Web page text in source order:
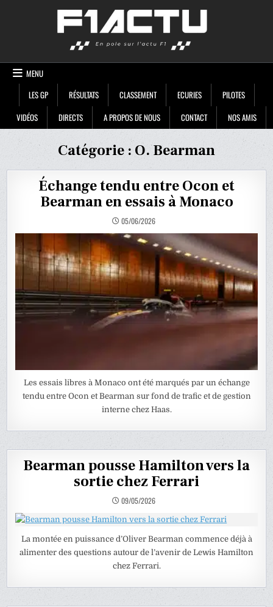
MENU
LES GP
RÉSULTATS CLASSEMENT ECURIES
PILOTES
VIDÉOS
DIRECTS A PROPOS DE NOUS CONTACT NOS AMIS
Catégorie : O. Bearman
Échange tendu entre Ocon et
Bearman en essais à Monaco
05/06/2026
Les essais libres à Monaco ont été marqués par un échange
tendu entre Ocon et Bearman sur fond de trafic et de gestion
interne chez Haas.
Bearman pousse Hamilton vers la
sortie chez Ferrari
09/05/2026
La montée en puissance d’Oliver Bearman commence déjà à
alimenter des questions autour de l’avenir de Lewis Hamilton
chez Ferrari.